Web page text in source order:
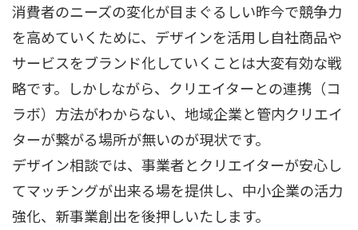
消費者のニーズの変化が目まぐるしい昨今で競争力
を高めていくために、デザインを活用し自社商品や
サービスをブランド化していくことは大変有効な戦
略です。しかしながら、クリエイターとの連携（コ
ラボ）方法がわからない、地域企業と管内クリエイ
ターが繋がる場所が無いのが現状です。
デザイン相談では、事業者とクリエイターが安心し
てマッチングが出来る場を提供し、中小企業の活力
強化、新事業創出を後押しいたします。